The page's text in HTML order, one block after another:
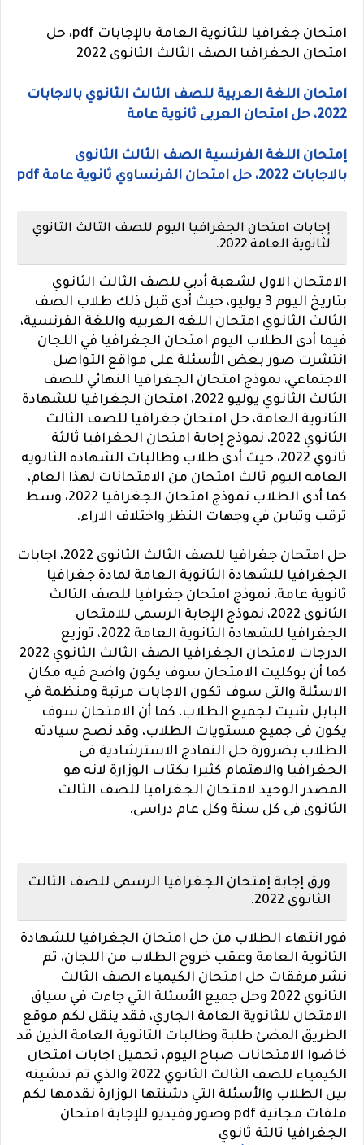
امتحان جغرافيا للثانوية العامة بالإجابات pdf، حل
امتحان الجغرافيا الصف الثالث الثانوى 2022
امتحان اللغة العربية للصف الثالث الثانوي بالاجابات
2022، حل امتحان العربى ثانوية عامة
إمتحان اللغة الفرنسية الصف الثالث الثانوى
بالاجابات 2022، حل امتحان الفرنساوي ثانوية عامة pdf
إجابات امتحان الجغرافيا اليوم للصف الثالث الثانوي
لثانوية العامة 2022.
الامتحان الاول لشعبة أدبي للصف الثالث الثانوي
بتاريخ اليوم 3 يوليو، حيث أدى قبل ذلك طلاب الصف
الثالث الثانوي امتحان اللغه العربيه واللغة الفرنسية،
فيما أدى الطلاب اليوم امتحان الجغرافيا في اللجان
انتشرت صور بعض الأسئلة على مواقع التواصل
الاجتماعي، نموذج امتحان الجغرافيا النهائي للصف
الثالث الثانوي يوليو 2022، امتحان
الجغرافيا للشهادة
الثانوية العامة، حل امتحان جغرافيا للصف الثالث
الثانوي 2022، نموذج إجابة امتحان الجغرافيا ثالثة
ثانوي 2022، حيث أدى طلاب وطالبات الشهاده الثانويه
العامه اليوم ثالث امتحان من الامتحانات لهذا العام،
كما أدى الطلاب نموذج امتحان الجغرافيا 2022، وسط
ترقب وتباين في وجهات النظر واختلاف الاراء.
حل امتحان جغرافيا للصف الثالث الثانوى 2022، اجابات
الجغرافيا للشهادة الثانوية العامة لمادة جغرافيا
ثانوية عامة، نموذج امتحان جغرافيا للصف الثالث
الثانوى 2022، نموذج الإجابة الرسمى للامتحان
الجغرافيا للشهادة الثانوية العامة 2022، توزيع
الدرجات لامتحان الجغرافيا الصف الثالث الثانوي 2022
كما أن بوكليت الامتحان سوف يكون واضح فيه مكان
الاسئلة والتى سوف تكون الاجابات مرتبة ومنظمة في
البابل شيت لجميع الطلاب، كما أن الامتحان سوف
يكون فى جميع مستويات الطلاب، وقد نصح سيادته
الطلاب بضرورة حل النماذج الاسترشادية فى
الجغرافيا والاهتمام كثيرا بكتاب الوزارة لانه هو
المصدر الوحيد لامتحان الجغرافيا للصف الثالث
الثانوى فى كل سنة وكل عام دراسى.
ورق إجابة إمتحان الجغرافيا الرسمى للصف الثالث
الثانوى 2022.
فور انتهاء الطلاب من حل امتحان الجغرافيا للشهادة
الثانوية العامة وعقب خروج الطلاب من اللجان، تم
نشر مرفقات حل امتحان الكيمياء الصف الثالث
الثانوي 2022 وحل جميع الأسئلة التي جاءت في سياق
الامتحان للثانوية العامة الجاري، فقد ينقل لكم موقع
الطريق المضئ طلبة وطالبات الثانوية العامة الذين قد
خاضوا الامتحانات صباح اليوم، تحميل اجابات امتحان
الكيمياء للصف الثالث الثانوي 2022 والذي تم تدشينه
بين الطلاب والأسئلة التي دشنتها الوزارة نقدمها لكم
ملفات مجانية pdf وصور وفيديو للإجابة امتحان
الجغرافيا تالتة ثانوي